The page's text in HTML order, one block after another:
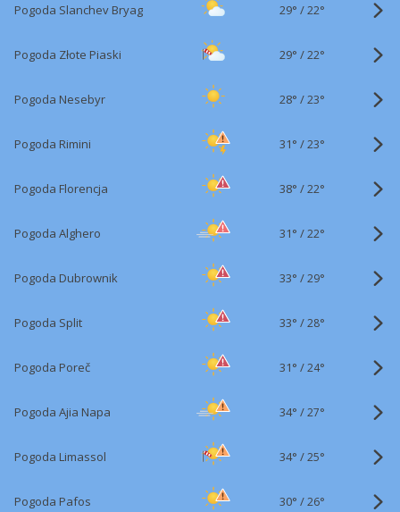
Pogoda Slanchev Bryag 29° /22°
Pogoda Złote Piaski 29° /22°
Pogoda Nesebyr 28° /23°
Pogoda Rimini 31° /23°
Pogoda Florencja 38° /22°
Pogoda Alghero 31° /22°
Pogoda Dubrownik 33° /29°
Pogoda Split 33° /28°
Pogoda Poreč 31° /24°
Pogoda Ajia Napa 34° /27°
Pogoda Limassol 34° /25°
Pogoda Pafos 30° /26°